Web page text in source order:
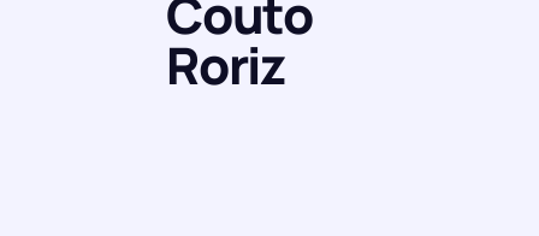
Couto
Roriz